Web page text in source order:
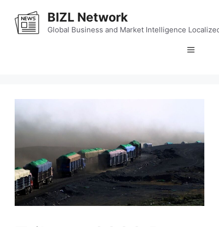
content
BIZL Network
Global Business and Market Intelligence
Menu